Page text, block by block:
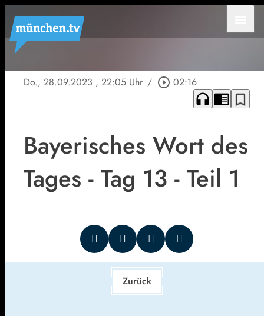
Do., 28.09.2023 , 22:05 Uhr / play_circle_outline 02:16
headphones chrome_reader_mode bookmark_border
Bayerisches Wort des
Tages - Tag 13 - Teil 1
Zurück